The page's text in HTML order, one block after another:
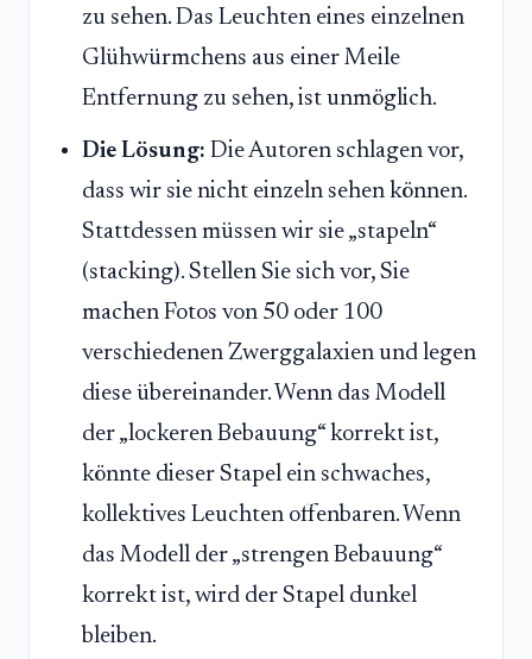
zu sehen. Das Leuchten eines einzelnen
Glühwürmchens aus einer Meile
Entfernung zu sehen, ist unmöglich.
Die Lösung: Die Autoren schlagen vor,
dass wir sie nicht einzeln sehen können.
Stattdessen müssen wir sie „stapeln“
(stacking). Stellen Sie sich vor, Sie
machen Fotos von 50 oder 100
verschiedenen Zwerggalaxien und legen
diese übereinander. Wenn das Modell
der „lockeren Bebauung“ korrekt ist,
könnte dieser Stapel ein schwaches,
kollektives Leuchten offenbaren. Wenn
das Modell der „strengen Bebauung“
korrekt ist, wird der Stapel dunkel
bleiben.